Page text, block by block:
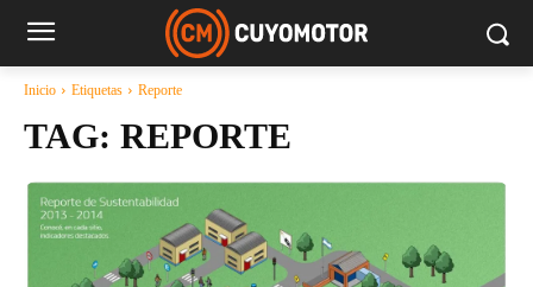
Inicio Etiquetas Reporte
TAG: REPORTE